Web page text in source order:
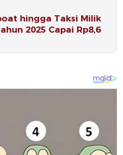
hingga Taksi Milik
2025 Capai Rp8,6